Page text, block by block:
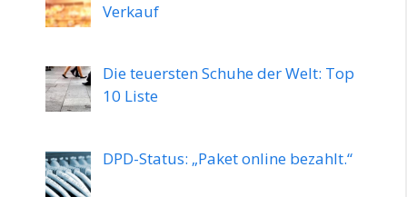
Verkauf
Die teuersten Schuhe der Welt: Top
10 Liste
DPD-Status: „Paket online bezahlt.“